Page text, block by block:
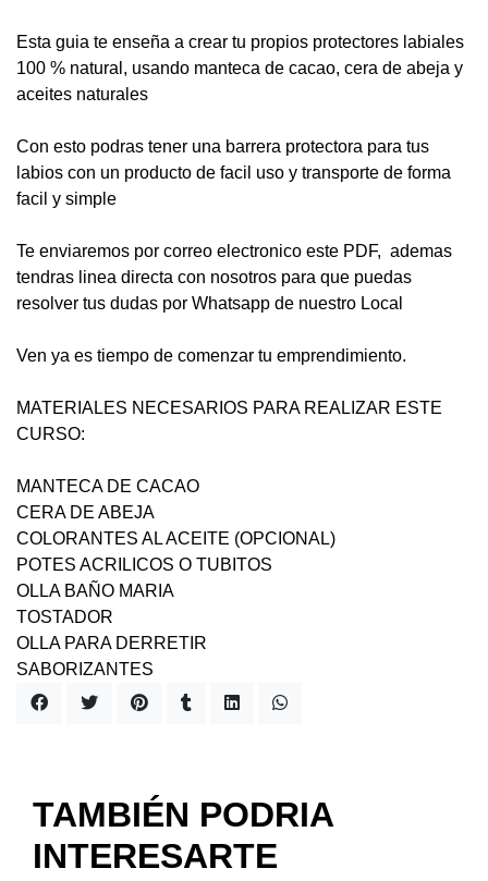
Esta guia te enseña a crear tu propios protectores labiales
100 % natural, usando manteca de cacao, cera de abeja y
aceites naturales
Con esto podras tener una barrera protectora para tus
labios con un producto de facil uso y transporte de forma
facil y simple
Te enviaremos por correo electronico este PDF, ademas
tendras linea directa con nosotros para que puedas
resolver tus dudas por Whatsapp de nuestro Local
Ven ya es tiempo de comenzar tu emprendimiento.
MATERIALES NECESARIOS PARA REALIZAR ESTE
CURSO:
MANTECA DE CACAO
CERA DE ABEJA
COLORANTES AL ACEITE (OPCIONAL)
POTES ACRILICOS O TUBITOS
OLLA BAÑO MARIA
TOSTADOR
OLLA PARA DERRETIR
SABORIZANTES
TAMBIÉN PODRIA
INTERESARTE